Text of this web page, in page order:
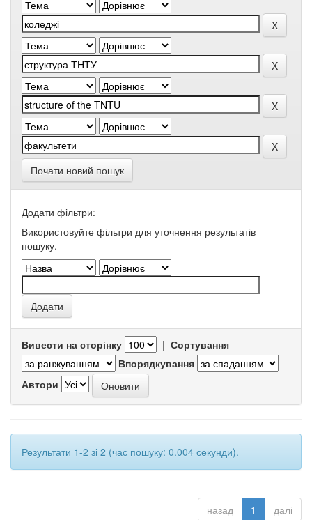
Почати новий пошук
Додати фільтри:
Використовуйте фільтри для уточнення результатів
пошуку.
Вивести на сторінку | Сортування
Впорядкування
Автори
Результати 1-2 зі 2 (час пошуку: 0.004 секунди).
назад 1 далі